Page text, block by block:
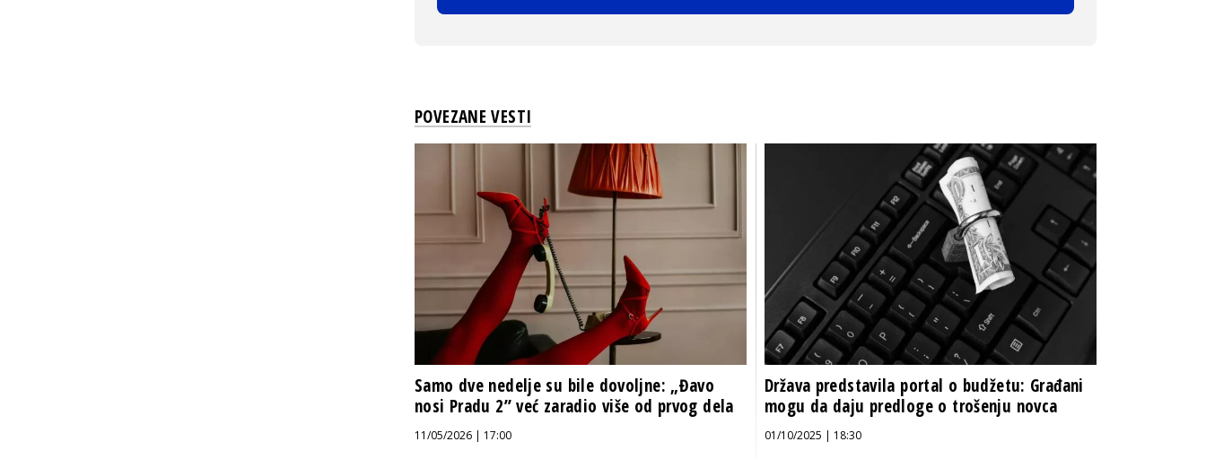
POVEZANE VESTI
Samo dve nedelje su bile dovoljne: „Đavo
nosi Pradu 2” već zaradio više od prvog dela
11/05/2026 | 17:00
Država predstavila portal o budžetu: Građani
mogu da daju predloge o trošenju novca
01/10/2025 | 18:30